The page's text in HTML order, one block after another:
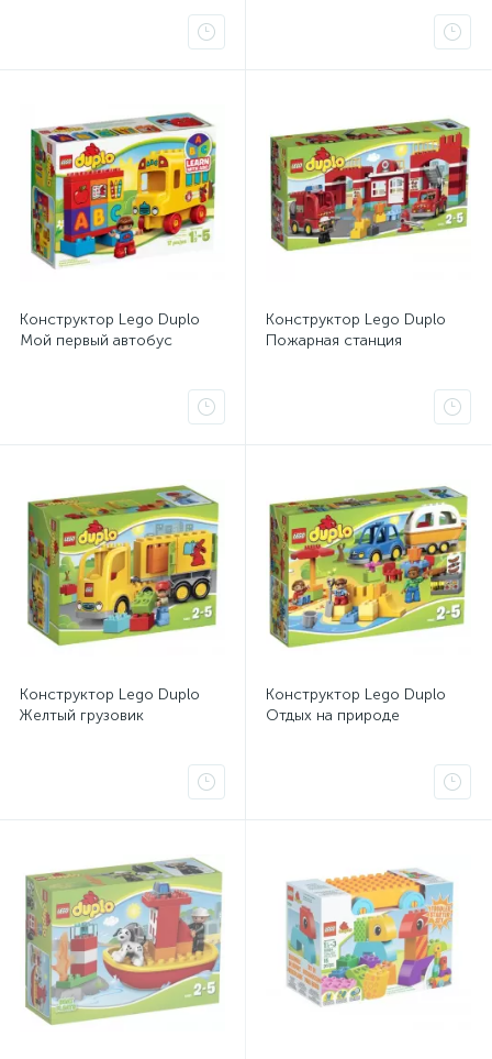
Конструктор Lego Duplo
Мой первый автобус
Конструктор Lego Duplo
Пожарная станция
Конструктор Lego Duplo
Желтый грузовик
Конструктор Lego Duplo
Отдых на природе